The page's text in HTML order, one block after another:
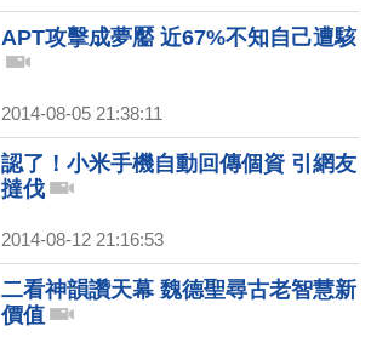
APT攻擊成夢靨 近67%不知自己遭駭
2014-08-05 21:38:11
認了！小米手機自動回傳個資 引網友
撻伐
2014-08-12 21:16:53
二看神韻讚天幕 魏德聖尋古老智慧新
價值